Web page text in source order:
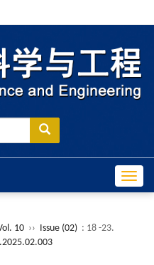
10 ›› Issue (02) : 18 -23.